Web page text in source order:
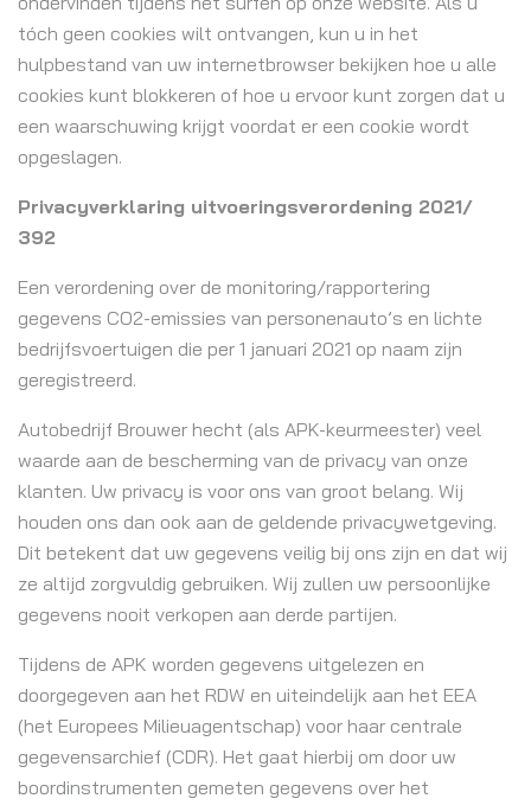
tóch geen cookies wilt ontvangen, kun u in het
hulpbestand van uw internetbrowser bekijken hoe u alle
cookies kunt blokkeren of hoe u ervoor kunt zorgen dat u
een waarschuwing krijgt voordat er een cookie wordt
opgeslagen.
Privacyverklaring uitvoeringsverordening 2021/
392
Een verordening over de monitoring/rapportering
gegevens CO2-emissies van personenauto’s en lichte
bedrijfsvoertuigen die per 1 januari 2021 op naam zijn
geregistreerd.
Autobedrijf Brouwer hecht (als APK-keurmeester) veel
waarde aan de bescherming van de privacy van onze
klanten. Uw privacy is voor ons van groot belang. Wij
houden ons dan ook aan de geldende privacywetgeving.
Dit betekent dat uw gegevens veilig bij ons zijn en dat wij
ze altijd zorgvuldig gebruiken. Wij zullen uw persoonlijke
gegevens nooit verkopen aan derde partijen.
Tijdens de APK worden gegevens uitgelezen en
doorgegeven aan het RDW en uiteindelijk aan het EEA
(het Europees Milieuagentschap) voor haar centrale
gegevensarchief (CDR). Het gaat hierbij om door uw
boordinstrumenten gemeten gegevens over het